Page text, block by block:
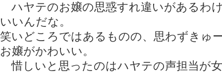
ハヤテのお嬢の思惑すれ違いがあるわ
いいんだな。
笑いどころではあるものの、思わずきゅ
お嬢がかわいい。
惜しいと思ったのはハヤテの声担当が